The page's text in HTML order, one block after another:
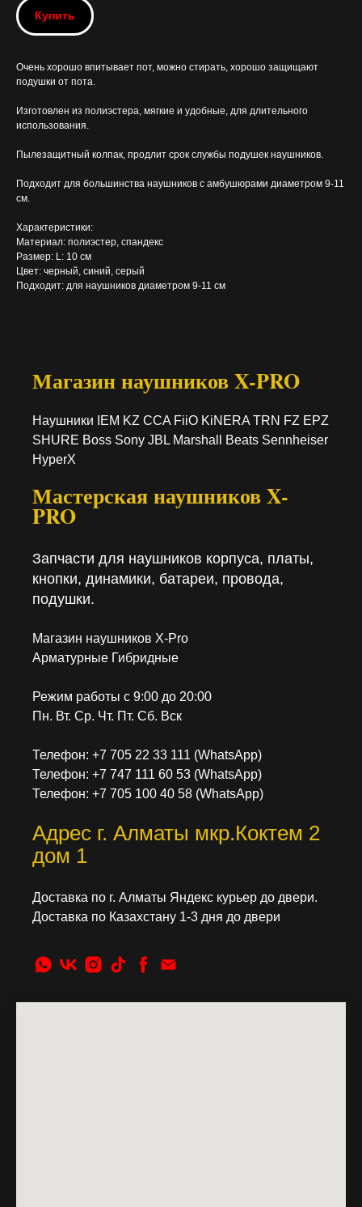
Купить
Очень хорошо впитывает пот, можно стирать, хорошо защищают
подушки от пота.
Изготовлен из полиэстера, мягкие и удобные, для длительного
использования.
Пылезащитный колпак, продлит срок службы подушек наушников.
Подходит для большинства наушников с амбушюрами диаметром 9-11
см.
Характеристики:
Материал: полиэстер, спандекс
Размер: L: 10 см
Цвет: черный, синий, серый
Подходит: для наушников диаметром 9-11 см
Магазин наушников X-PRO
Наушники IEM KZ CCA FiiO KiNERA TRN FZ EPZ
SHURE Boss Sony JBL Marshall Beats Sennheiser
HyperX
Мастерская наушников X-
PRO
Запчасти для наушников корпуса, платы,
кнопки, динамики, батареи, провода,
подушки.
Магазин наушников X-Pro
Арматурные Гибридные
Режим работы с 9:00 до 20:00
Пн. Вт. Ср. Чт. Пт. Сб. Вск
Телефон: +7 705 22 33 111 (WhatsApp)
Телефон: +7 747 111 60 53 (WhatsApp)
Телефон: +7 705 100 40 58 (WhatsApp)
Адрес г. Алматы мкр.Коктем 2
дом 1
Доставка по г. Алматы Яндекс курьер до двери.
Доставка по Казахстану 1-3 дня до двери